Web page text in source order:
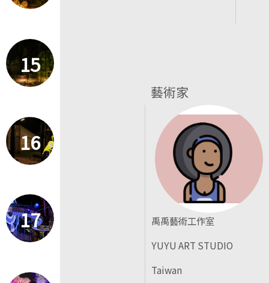
15
16
17
藝術家
禹禹藝術工作室
YUYU ART STUDIO
Taiwan